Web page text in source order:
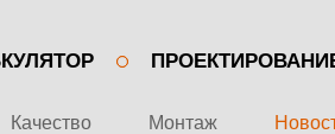
Качество Монтаж